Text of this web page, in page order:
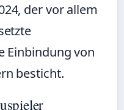
der vor allem
Einbindung von
besticht.